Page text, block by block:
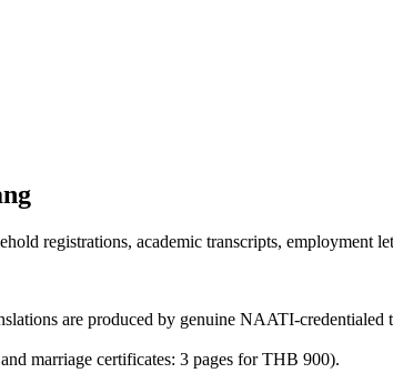
registrations, academic transcripts, employment
are produced by genuine NAATI-credentialed
marriage certificates: 3 pages for THB 900).